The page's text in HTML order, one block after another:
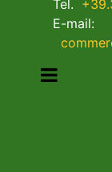
Tel.
E-mail:
Open